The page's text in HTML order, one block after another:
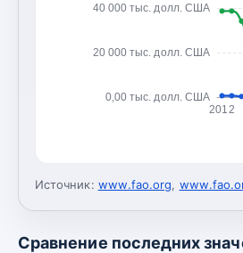
0,00 тыс. долл. США
20 000 тыс. долл. США
40 000 тыс. долл. США
2012
Источник: www.fao.org,
Сравнение последних